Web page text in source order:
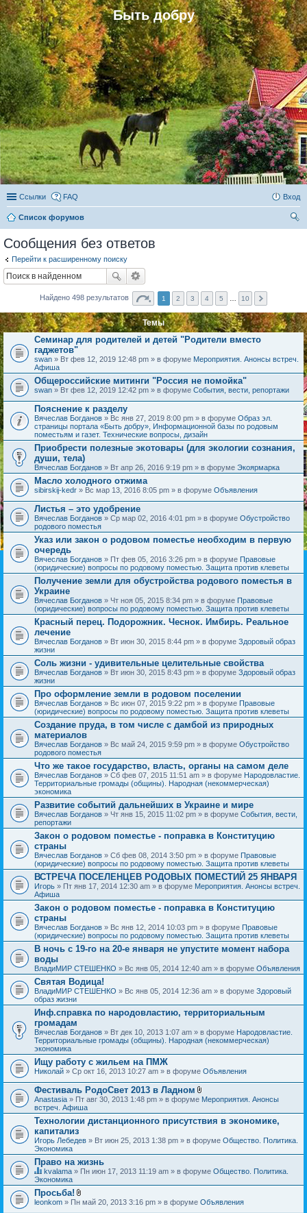
Быть добру
Ссылки FAQ Вход
Список форумов
Сообщения без ответов
Перейти к расширенному поиску
Найдено 498 результатов 1 2 3 4 5 10
Темы
Семинар для родителей и детей "Родители вместо
гаджетов"
swan » Вт фев 12, 2019 12:48 pm » в форуме Мероприятия. Анонсы встреч.
Афиша
Общероссийские митинги "Россия не помойка"
swan » Вт фев 12, 2019 12:42 pm » в форуме События, вести, репортажи
Пояснение к разделу
Вячеслав Богданов » Вс янв 27, 2019 8:00 pm » в форуме Образ эл.
страницы портала «Быть добру», Информационной базы по родовым
поместьям и газет. Технические вопросы, дизайн
Приобрести полезные экотовары (для экологии сознания,
души, тела)
Вячеслав Богданов » Вт апр 26, 2016 9:19 pm » в форуме Экоярмарка
Масло холодного отжима
sibirskij-kedr » Вс мар 13, 2016 8:05 pm » в форуме Объявления
Листья – это удобрение
Вячеслав Богданов » Ср мар 02, 2016 4:01 pm » в форуме Обустройство
родового поместья
Указ или закон о родовом поместье необходим в первую
очередь
Вячеслав Богданов » Пт фев 05, 2016 3:26 pm » в форуме Правовые
(юридические) вопросы по родовому поместью. Защита против клеветы
Получение земли для обустройства родового поместья в
Украине
Вячеслав Богданов » Чт ноя 05, 2015 8:34 pm » в форуме Правовые
(юридические) вопросы по родовому поместью. Защита против клеветы
Красный перец. Подорожник. Чеснок. Имбирь. Реальное
лечение
Вячеслав Богданов » Вт июн 30, 2015 8:44 pm » в форуме Здоровый образ
жизни
Соль жизни - удивительные целительные свойства
Вячеслав Богданов » Вт июн 30, 2015 8:43 pm » в форуме Здоровый образ
жизни
Про оформление земли в родовом поселении
Вячеслав Богданов » Вс июн 07, 2015 9:22 pm » в форуме Правовые
(юридические) вопросы по родовому поместью. Защита против клеветы
Создание пруда, в том числе с дамбой из природных
материалов
Вячеслав Богданов » Вс май 24, 2015 9:59 pm » в форуме Обустройство
родового поместья
Что же такое государство, власть, органы на самом деле
Вячеслав Богданов » Сб фев 07, 2015 11:51 am » в форуме Народовластие.
Территориальные громады (общины). Народная (некоммерческая)
экономика
Развитие событий дальнейших в Украине и мире
Вячеслав Богданов » Чт янв 15, 2015 11:02 pm » в форуме События, вести,
репортажи
Закон о родовом поместье - поправка в Конституцию
страны
Вячеслав Богданов » Сб фев 08, 2014 3:50 pm » в форуме Правовые
(юридические) вопросы по родовому поместью. Защита против клеветы
ВСТРЕЧА ПОСЕЛЕНЦЕВ РОДОВЫХ ПОМЕСТИЙ 25 ЯНВАРЯ
Игорь » Пт янв 17, 2014 12:30 am » в форуме Мероприятия. Анонсы встреч.
Афиша
Закон о родовом поместье - поправка в Конституцию
страны
Вячеслав Богданов » Вс янв 12, 2014 10:03 pm » в форуме Правовые
(юридические) вопросы по родовому поместью. Защита против клеветы
В ночь с 19-го на 20-е января не упустите момент набора
воды
ВладиМИР СТЕШЕНКО » Вс янв 05, 2014 12:40 am » в форуме Объявления
Святая Водица!
ВладиМИР СТЕШЕНКО » Вс янв 05, 2014 12:36 am » в форуме Здоровый
образ жизни
Инф.справка по народовластию, территориальным
громадам
Вячеслав Богданов » Вт дек 10, 2013 1:07 am » в форуме Народовластие.
Территориальные громады (общины). Народная (некоммерческая)
экономика
Ищу работу с жильем на ПМЖ
Николай » Ср окт 16, 2013 10:27 am » в форуме Объявления
Фестиваль РодоСвет 2013 в Ладном
В
о
ж
н
и
я
Anastasia » Пт авг 30, 2013 1:48 pm » в форуме Мероприятия. Анонсы
встреч. Афиша
Технологии дистанционного присутствия в экономике,
капитализ
Игорь Лебедев » Вт июн 25, 2013 1:38 pm » в форуме Общество. Политика.
Экономика
Право на жизнь
Д
а
н
н
kvalama » Пн июн 17, 2013 11:19 am » в форуме Общество. Политика.
Экономика
Просьба!
В
leonkom » Пн май 20, 2013 3:16 pm » в форуме Объявления